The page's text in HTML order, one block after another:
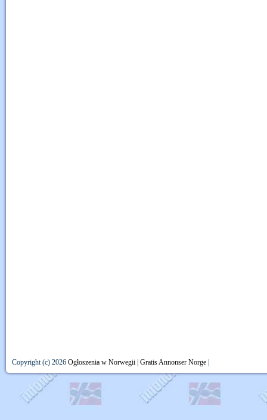
Copyright (c) 2026 Ogłoszenia w Norwegii Gratis Annonser Norge